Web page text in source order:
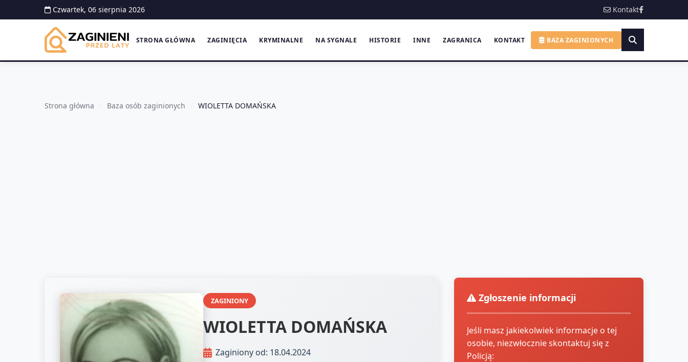
Czwartek, 06 sierpnia 2026 Kontakt
STRONA GŁÓWNA ZAGINIĘCIA KRYMINALNE NA SYGNALE HISTORIE INNE ZAGRANICA KONTAKT BAZA ZAGINIONYCH
Strona główna Baza osób zaginionych WIOLETTA DOMAŃSKA
ZAGINIONY
WIOLETTA DOMAŃSKA
Zaginiony od: 18.04.2024
Zgłoszenie informacji
Jeśli masz jakiekolwiek informacje o tej
osobie, niezwłocznie skontaktuj się z
Policją: